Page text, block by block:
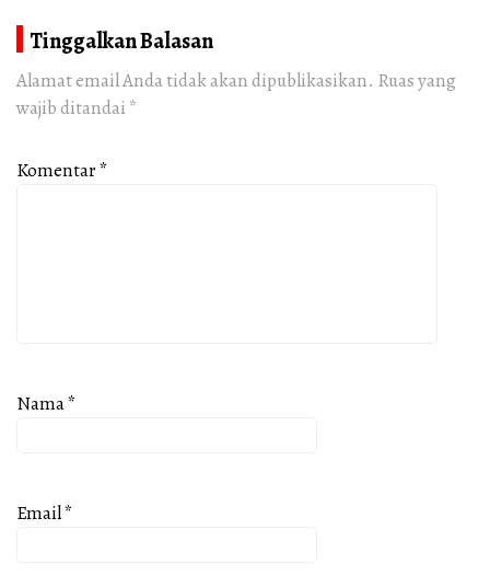
Tinggalkan Balasan
Alamat email Anda tidak akan dipublikasikan. Ruas yang
wajib ditandai *
Komentar*
Nama*
Email*